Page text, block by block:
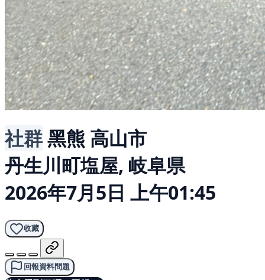
社群黑熊 高山市
丹生川町塩屋, 岐阜県
2026年7月5日 上午01:45
收藏
回報資料問題